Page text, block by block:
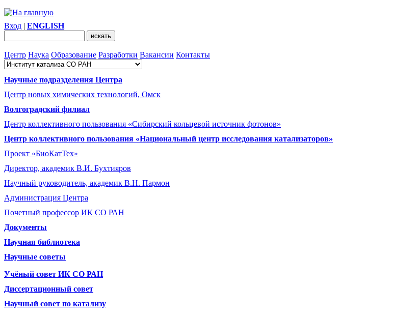
Вход | ENGLISH
Центр Наука Образование Разработки Вакансии Контакты
Научные подразделения Центра
Центр новых химических технологий, Омск
Волгоградский филиал
Центр коллективного пользования «Сибирский кольцевой источник фотонов»
Центр коллективного пользования «Национальный центр исследования катализаторов»
Проект «БиоКатТех»
Директор, академик В.И. Бухтияров
Научный руководитель, академик В.Н. Пармон
Администрация Центра
Почетный профессор ИК СО РАН
Документы
Научная библиотека
Научные советы
Учёный совет ИК СО РАН
Диссертационный совет
Научный совет по катализу